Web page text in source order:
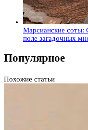
Марсианские соты:
поле загадочных
Популярное
Похожие статьи